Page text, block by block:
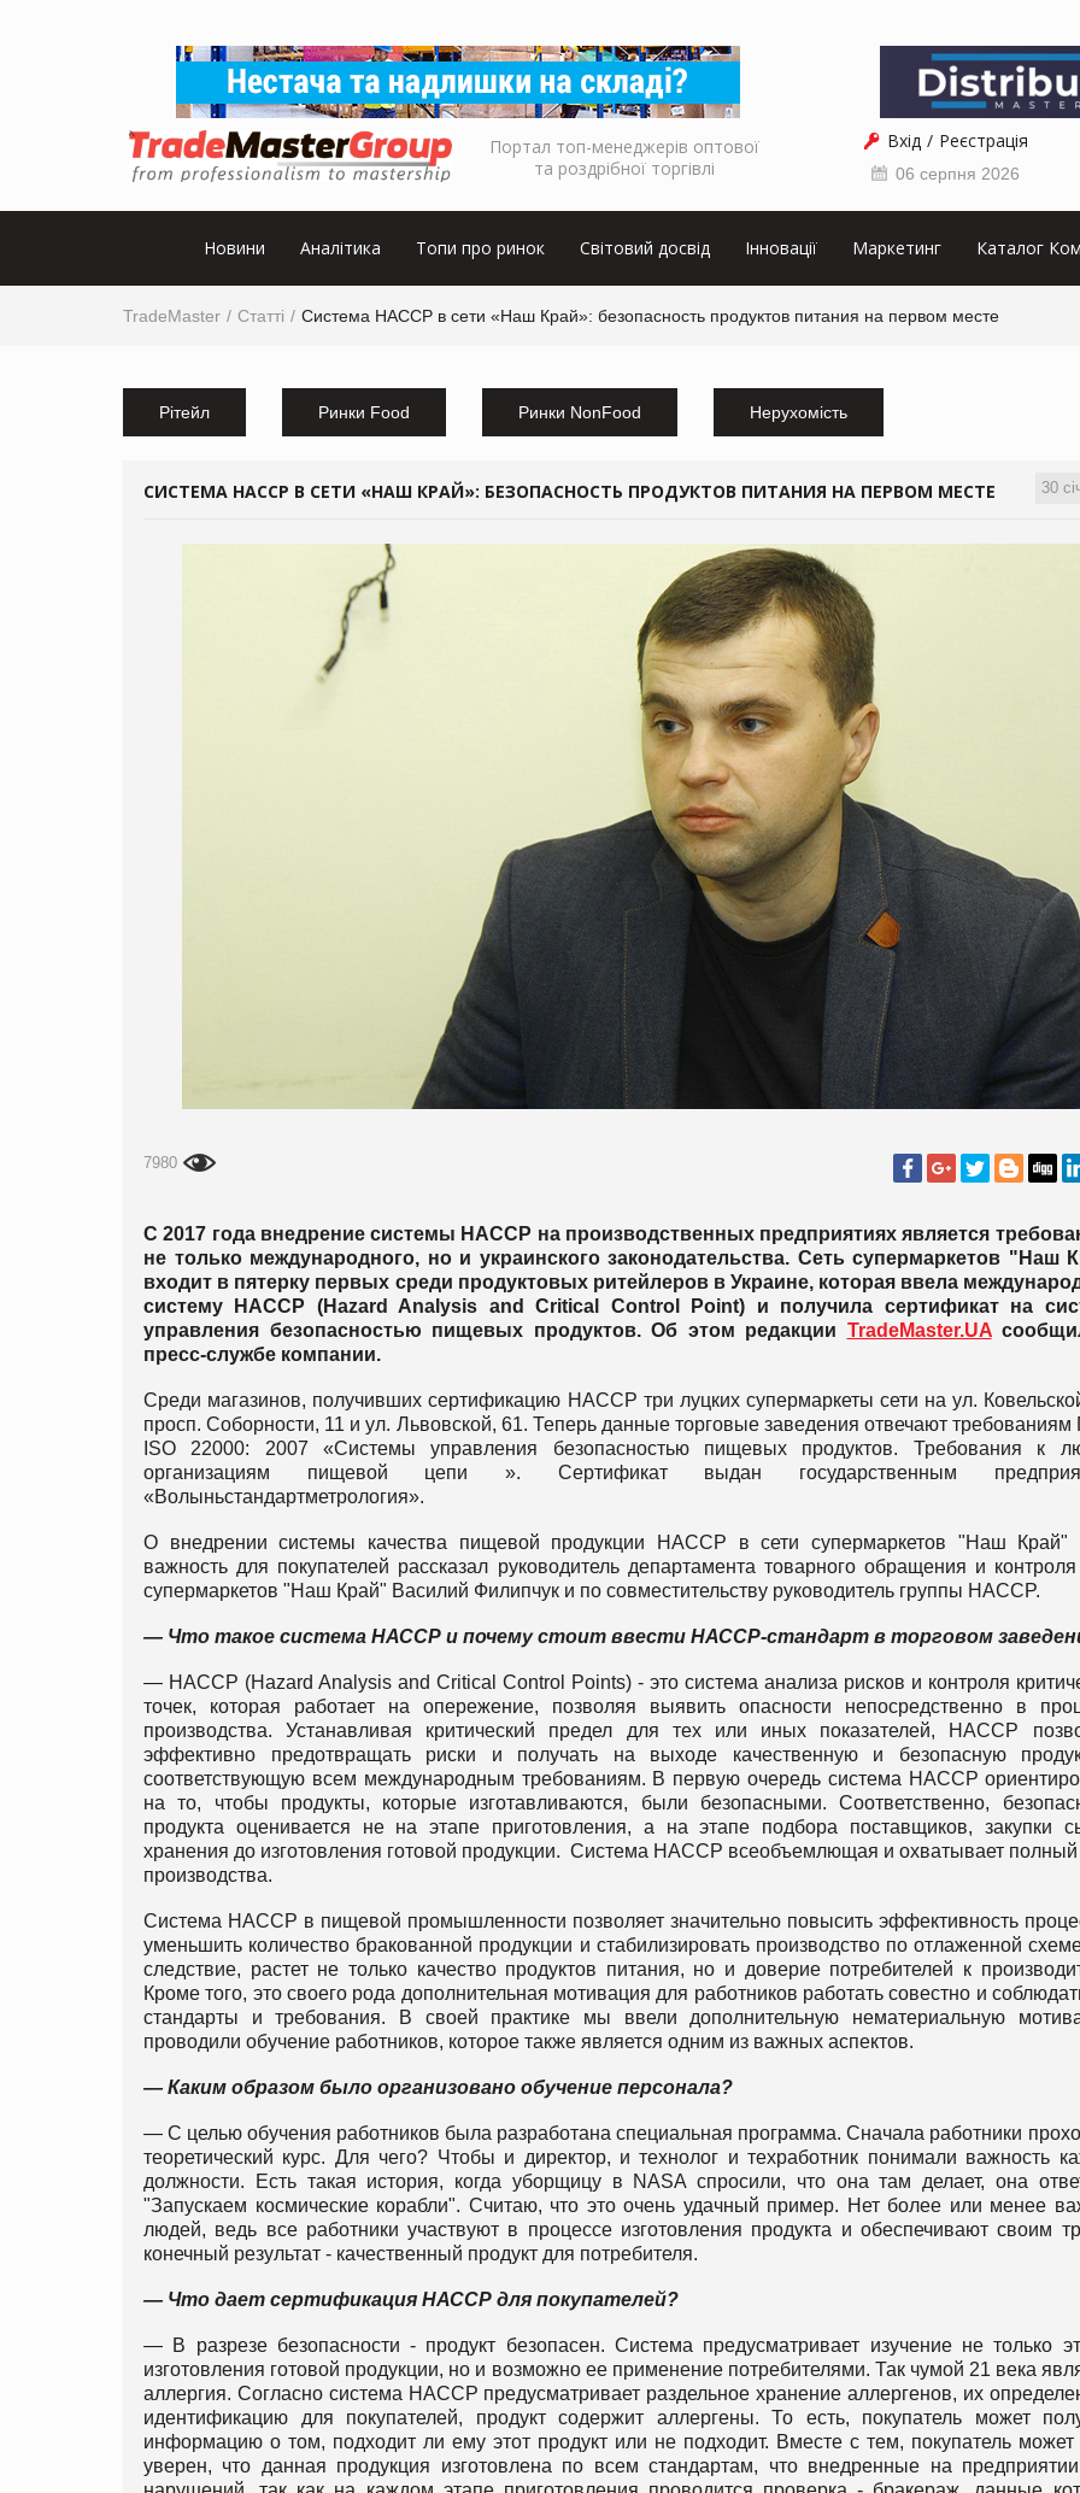
Портал топ-менеджерів оптової
та роздрібної торгівлі
Вхід Реєстрація
06 серпня 2026
Новини Аналітика Топи про ринок Світовий досвід Інновації Маркетинг Каталог
TradeMaster Статті Система НАССР в сети «Наш Край»: безопасность продуктов питания на первом месте
Рітейл Ринки Food Ринки NonFood Нерухомість
30
СИСТЕМА НАССР В СЕТИ «НАШ КРАЙ»: БЕЗОПАСНОСТЬ ПРОДУКТОВ ПИТАНИЯ НА ПЕРВОМ МЕСТЕ
7980
С 2017 года внедрение системы НАССР на производственных предприятиях является
не только международного, но и украинского законодательства. Сеть супермаркетов "Наш
входит в пятерку первых среди продуктовых ритейлеров в Украине, которая ввела
систему HACCP (Hazard Analysis and Critical Control Point) и получила сертификат на
управления безопасностью пищевых продуктов. Об этом редакции TradeMaster.UA
пресс-службе компании.
Среди магазинов, получивших сертификацию HACCP три луцких супермаркеты сети на ул.
просп. Соборности, 11 и ул. Львовской, 61. Теперь данные торговые заведения отвечают требованиям
ISO 22000: 2007 «Системы управления безопасностью пищевых продуктов. Требования к
организациям пищевой цепи ». Сертификат выдан государственным
«Волыньстандартметрология».
О внедрении системы качества пищевой продукции НАССР в сети супермаркетов "Наш
важность для покупателей рассказал руководитель департамента товарного обращения и контроля
супермаркетов "Наш Край" Василий Филипчук и по совместительству руководитель группы HACCP.
— Что такое система НАССР и почему стоит ввести НАССР-стандарт в торговом
— HACCP (Hazard Analysis and Critical Control Points) - это система анализа рисков и контроля
точек, которая работает на опережение, позволяя выявить опасности непосредственно в
производства. Устанавливая критический предел для тех или иных показателей, HACCP
эффективно предотвращать риски и получать на выходе качественную и безопасную
соответствующую всем международным требованиям. В первую очередь система НАССР
на то, чтобы продукты, которые изготавливаются, были безопасными. Соответственно,
продукта оценивается не на этапе приготовления, а на этапе подбора поставщиков, закупки
хранения до изготовления готовой продукции. Система НАССР всеобъемлющая и охватывает полный
производства.
Система НАССР в пищевой промышленности позволяет значительно повысить эффективность
уменьшить количество бракованной продукции и стабилизировать производство по отлаженной
следствие, растет не только качество продуктов питания, но и доверие потребителей к
Кроме того, это своего рода дополнительная мотивация для работников работать совестно и
стандарты и требования. В своей практике мы ввели дополнительную нематериальную
проводили обучение работников, которое также является одним из важных аспектов.
— Каким образом было организовано обучение персонала?
— С целью обучения работников была разработана специальная программа. Сначала работники
теоретический курс. Для чего? Чтобы и директор, и технолог и техработник понимали важность
должности. Есть такая история, когда уборщицу в NASA спросили, что она там делает, она
"Запускаем космические корабли". Считаю, что это очень удачный пример. Нет более или менее
людей, ведь все работники участвуют в процессе изготовления продукта и обеспечивают своим
конечный результат - качественный продукт для потребителя.
— Что дает сертификация НАССР для покупателей?
— В разрезе безопасности - продукт безопасен. Система предусматривает изучение не только
изготовления готовой продукции, но и возможно ее применение потребителями. Так чумой 21 века
аллергия. Согласно система НАССР предусматривает раздельное хранение аллергенов, их
идентификацию для покупателей, продукт содержит аллергены. То есть, покупатель может
информацию о том, подходит ли ему этот продукт или не подходит. Вместе с тем, покупатель может
уверен, что данная продукция изготовлена по всем стандартам, что внедренные на